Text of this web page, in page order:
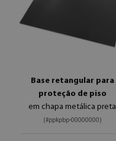
Base retangular para
proteção de piso
em chapa metálica preta
(#ppkpbp-00000000)